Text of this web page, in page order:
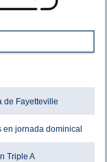
de Fayetteville
en jornada dominical
Triple A